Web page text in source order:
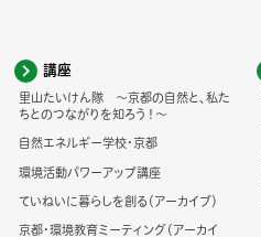
講座
里山たいけん隊 ～京都の自然と、私た
ちとのつながりを知ろう！～
自然エネルギー学校・京都
環境活動パワーアップ講座
ていねいに暮らしを創る（アーカイブ）
京都・環境教育ミーティング（アーカイ